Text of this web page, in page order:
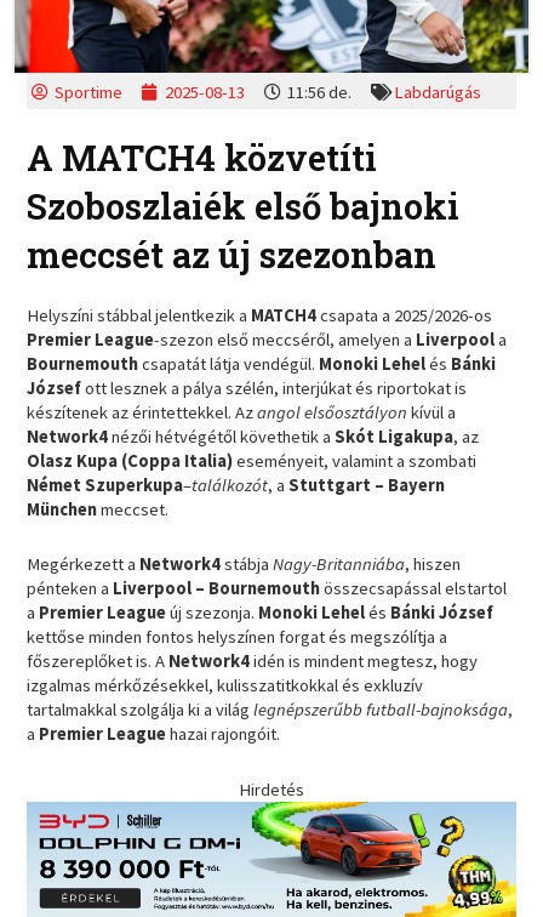
Sportime 2025-08-13 11:56 de. Labdarúgás
A MATCH4 közvetíti
Szoboszlaiék első bajnoki
meccsét az új szezonban
Helyszíni stábbal jelentkezik a MATCH4csapata a 2025/2026-os
Premier League-szezon első meccséről, amelyen a Liverpoola
Bournemouthcsapatát látja vendégül. Monoki Lehelés Bánki
Józsefott lesznek a pálya szélén, interjúkat és riportokat is
készítenek az érintettekkel. Azangol elsőosztályon kívül a
Network4nézői hétvégétől követhetik aSkót Ligakupa, az
Olasz Kupa (Coppa Italia)eseményeit, valamint a szombati
Német Szuperkupa–találkozót, aStuttgart – Bayern
Münchenmeccset.
Megérkezett a Network4stábjaNagy-Britanniába, hiszen
pénteken a Liverpool – Bournemouthösszecsapással elstartol
a Premier Leagueúj szezonja. Monoki Lehelés BánkiJózsef
kettőse minden fontos helyszínen forgat és megszólítja a
főszereplőket is. A Network4idén is mindent megtesz, hogy
izgalmas mérkőzésekkel, kulisszatitkokkal és exkluzív
tartalmakkal szolgálja ki a világlegnépszerűbb futball-bajnoksága,
a Premier Leaguehazai rajongóit.
Hirdetés